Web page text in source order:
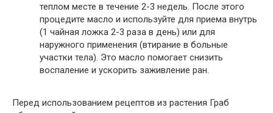
теплом месте в течение 2-3 недель. После этого
процедите масло и используйте для приема внутрь
(1 чайная ложка 2-3 раза в день) или для
наружного применения (втирание в больные
участки тела). Это масло помогает снизить
воспаление и ускорить заживление ран.
Перед использованием рецептов из растения Граб